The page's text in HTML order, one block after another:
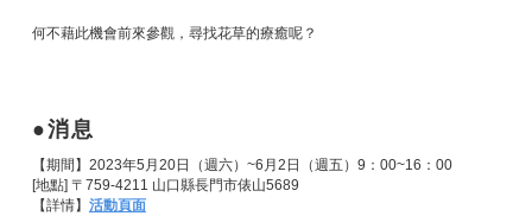
何不藉此機會前來參觀，尋找花草的療癒呢？
消息
【期間】2023年5月20日（週六）~6月2日（週五）9：00~16：00
[地點] 〒759-4211 山口縣長門市俵山5689
【詳情】 活動頁面